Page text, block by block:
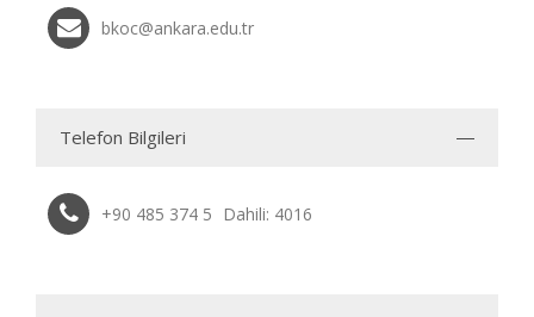
bkoc@ankara.edu.tr
Telefon Bilgileri
+90 485 374 5 Dahili: 4016